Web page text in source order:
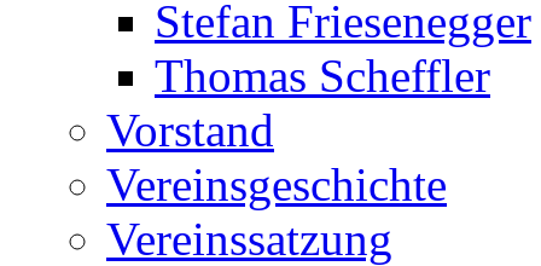
Stefan Friesenegger
Thomas Scheffler
Vorstand
Vereinsgeschichte
Vereinssatzung